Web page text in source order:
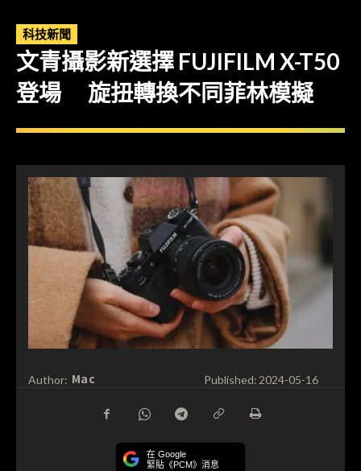
科技新聞
文青攝影新選擇 FUJIFILM X-T50
登場 旋扭轉換不同菲林模擬
Author: Mac Published: 2024-05-16
在 Google
緊貼《PCM》消息